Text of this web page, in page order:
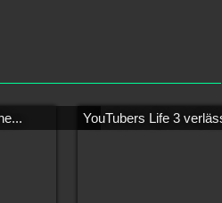
YouTubers Life 3